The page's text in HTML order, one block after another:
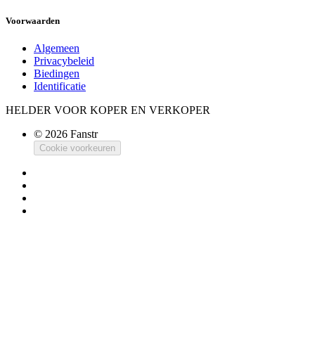
Voorwaarden
Algemeen
Privacybeleid
Biedingen
Identificatie
HELDER VOOR KOPER EN VERKOPER
© 2026 Fanstr
Cookie voorkeuren